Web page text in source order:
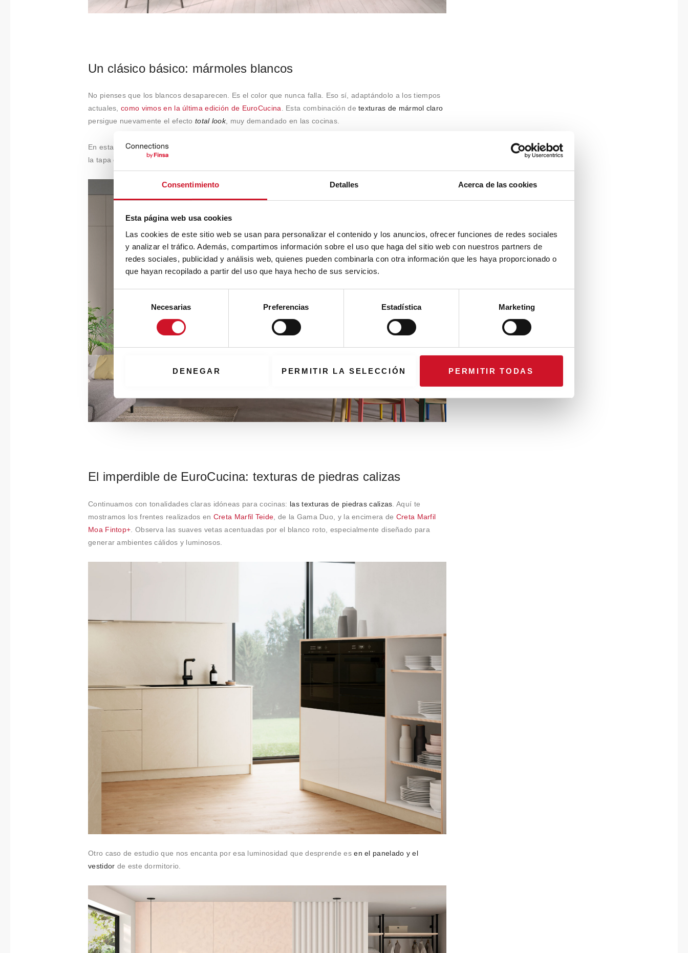
Consentimiento Detalles Acerca de las cookies
Esta página web usa cookies
Las cookies de este sitio web se usan para personalizar el contenido y los anuncios, ofrecer funciones de redes sociales
y analizar el tráfico. Además, compartimos información sobre el uso que haga del sitio web con nuestros partners de
redes sociales, publicidad y análisis web, quienes pueden combinarla con otra información que les haya proporcionado o
que hayan recopilado a partir del uso que haya hecho de sus servicios.
e
e
c
c
ó
n
d
e
e
t
i
m
i
Necesarias Preferencias Estadística Marketing
DENEGAR PERMITIR LA SELECCIÓN PERMITIR TODAS
Un clásico básico: mármoles blancos
No pienses que los blancos desaparecen. Es el color que nunca falla. Eso sí, adaptándolo a los tiempos
actuales, como vimos en la última edición de EuroCucina. Esta combinación detexturas de mármol claro
persigue nuevamente el efectototal look, muy demandado en las cocinas.
En esta imagen, el tacto suave del
la tapa de mesa y frentes de
El imperdible de EuroCucina: texturas de piedras calizas
Continuamos con tonalidades claras idóneas para cocinas: las texturas de piedras calizas . Aquí te
mostramos los frentes realizados en Creta Marfil Teide , de la Gama Duo, y la encimera de Creta Marfil
Moa Fintop+ . Observa las suaves vetas acentuadas por el blanco roto, especialmente diseñado para
generar ambientes cálidos y luminosos.
Otro caso de estudio que nos encanta por esa luminosidad que desprende esen el panelado y el
vestidor de este dormitorio.